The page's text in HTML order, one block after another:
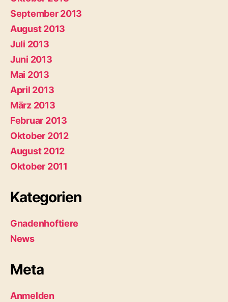
September 2013
August 2013
Juli 2013
Juni 2013
Mai 2013
April 2013
März 2013
Februar 2013
Oktober 2012
August 2012
Oktober 2011
Kategorien
Gnadenhoftiere
News
Meta
Anmelden